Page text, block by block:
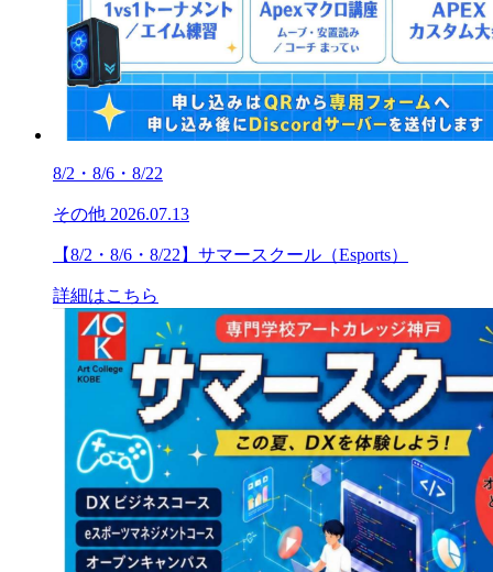
8/2・8/6・8/22
その他 2026.07.13
【8/2・8/6・8/22】サマースクール（Esports）
詳細はこちら